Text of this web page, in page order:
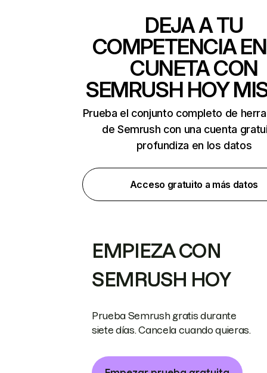
DEJA A TU
COMPETENCIA
CUNETA CON
SEMRUSH HOY
Prueba el conjunto completo de
de Semrush con una cuenta
profundiza en los datos
Acceso gratuito a más datos
EMPIEZA CON
SEMRUSH HOY
Prueba Semrush gratis durante
siete días. Cancela cuando quieras.